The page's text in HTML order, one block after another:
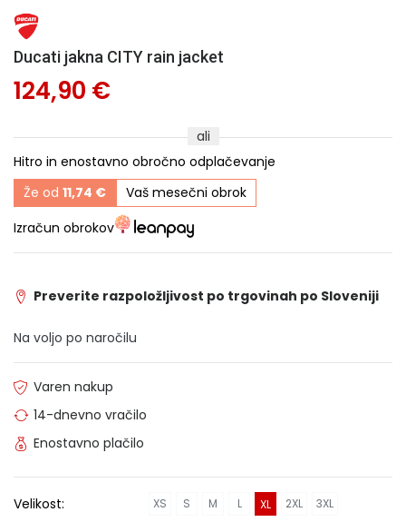
Ducati jakna CITY rain jacket
124,90 €
ali
Hitro in enostavno obročno odplačevanje
Že od 11,74 €
Vaš mesečni obrok
Izračun obrokov
Preverite razpoložljivost po trgovinah po Sloveniji
Na voljo po naročilu
Varen nakup
14-dnevno vračilo
Enostavno plačilo
Velikost: XS S M L XL 2XL 3XL